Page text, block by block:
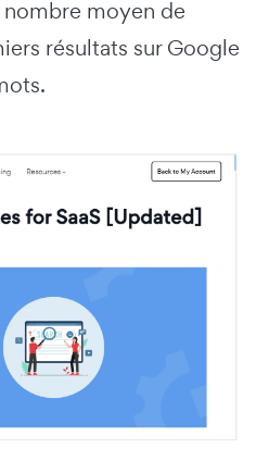
moyen de
résultats sur Google